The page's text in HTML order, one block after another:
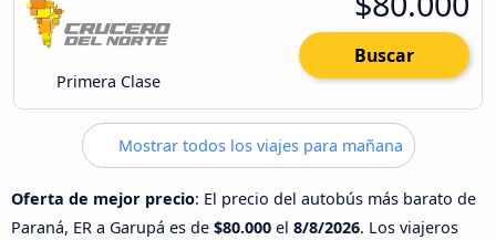
Primera Clase
Buscar
Mostrar todos los viajes para mañana
Oferta de mejor precio: El precio del autobús más barato de
Paraná, ER a Garupá es de $80.000 el 8/8/2026. Los viajeros